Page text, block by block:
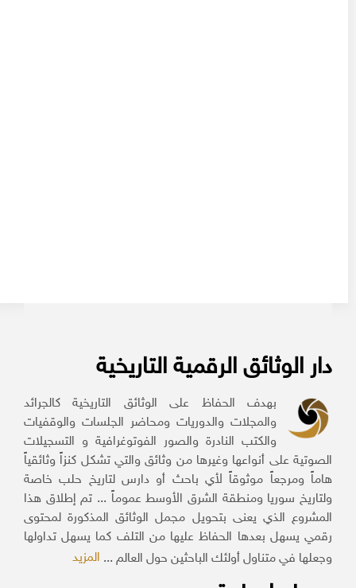
دار الوثائق الرقمية التاريخية
بهدف الحفاظ على الوثائق التاريخية كالجرائد
والمجلات والدوريات ومحاضر الجلسات والوقفيات
والكتب النادرة والصور الفوتوغرافية و التسجيلات
الصوتية على أنواعها وغيرها من وثائق والتي تشكل كنزاً وثائقياً
هاماً ومرجعاً موثوقاً لأي باحث أو دارس لتاريخ حلب خاصة
ولتاريخ سوريا ومنطقة الشرق الأوسط عموماً ... تم إطلاق هذا
المشروع الذي يعنى بتحويل مجمل الوثائق المذكورة لمحتوى
رقمي يسهل بعدها الحفاظ عليها من التلف كما يسهل تداولها
وجعلها في متناول أولئك الباحثين حول العالم ...المزيد